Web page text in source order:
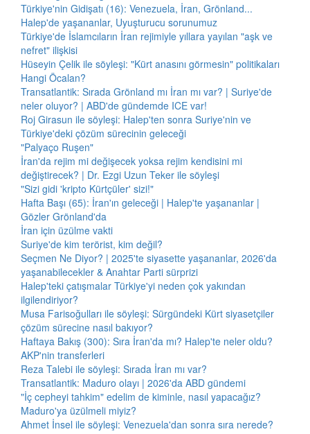
Türkiye'nin Gidişatı (16): Venezuela, İran, Grönland...
Halep'de yaşananlar, Uyuşturucu sorunumuz
Türkiye'de İslamcıların İran rejimiyle yıllara yayılan "aşk ve
nefret" ilişkisi
Hüseyin Çelik ile söyleşi: "Kürt anasını görmesin" politikaları
Hangi Öcalan?
Transatlantik: Sırada Grönland mı İran mı var? | Suriye'de
neler oluyor? | ABD'de gündemde ICE var!
Roj Girasun ile söyleşi: Halep'ten sonra Suriye'nin ve
Türkiye'deki çözüm sürecinin geleceği
"Palyaço Ruşen"
İran'da rejim mi değişecek yoksa rejim kendisini mi
değiştirecek? | Dr. Ezgi Uzun Teker ile söyleşi
"Sizi gidi 'kripto Kürtçüler' sizi!"
Hafta Başı (65): İran'ın geleceği | Halep'te yaşananlar |
Gözler Grönland'da
İran için üzülme vakti
Suriye'de kim terörist, kim değil?
Seçmen Ne Diyor? | 2025'te siyasette yaşananlar, 2026'da
yaşanabilecekler & Anahtar Parti sürprizi
Halep'teki çatışmalar Türkiye'yi neden çok yakından
ilgilendiriyor?
Musa Farisoğulları ile söyleşi: Sürgündeki Kürt siyasetçiler
çözüm sürecine nasıl bakıyor?
Haftaya Bakış (300): Sıra İran'da mı? Halep'te neler oldu?
AKP'nin transferleri
Reza Talebi ile söyleşi: Sırada İran mı var?
Transatlantik: Maduro olayı | 2026'da ABD gündemi
"İç cepheyi tahkim" edelim de kiminle, nasıl yapacağız?
Maduro'ya üzülmeli miyiz?
Ahmet İnsel ile söyleşi: Venezuela'dan sonra sıra nerede?